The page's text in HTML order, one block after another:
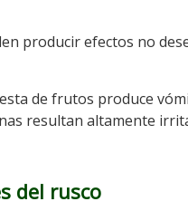
producir efectos no
de frutos produce
resultan altamente
del rusco